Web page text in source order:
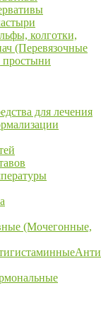
колготки,
(Перевязочные
простыни
для лечения
(Мочегонные,